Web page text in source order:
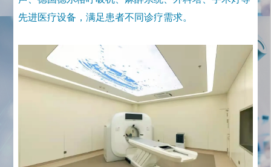
先进医疗设备，满足患者不同诊疗需求。